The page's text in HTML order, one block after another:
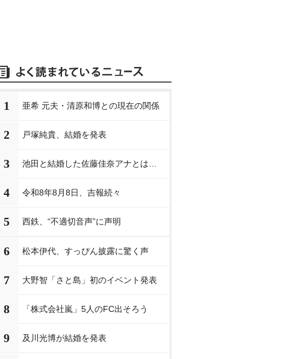
1 亜希 元夫・清原和博との現在の関係
2 戸塚純貴、結婚を発表
3 池田と結婚した佐藤佳奈アナとは…
4 令和8年8月8日、吉報続々
5 西鉄、“不適切音声”に声明
6 松本伊代、すっぴん披露に驚く声
7 大野智「さと島」初のイベント発表
8 「株式会社嵐」5人のFC出そろう
9 及川光博が結婚を発表